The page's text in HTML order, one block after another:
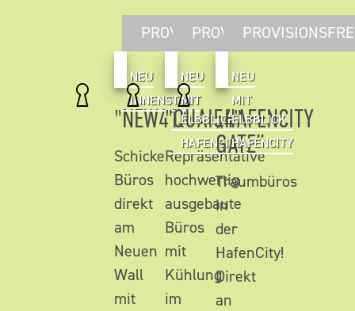
PROVISIONSFREI
NEU
INNENSTADT
"NEW41"
Schicke
Büros
direkt
am
Neuen
Wall
mit
PROVISIONSFREI
NEU
MIT
ELBBLICK
HAFENCITY
"QUAI54"
Repräsentative
hochwertig
ausgebaute
Büros
mit
Kühlung
im
NEU
MIT
ELBBLICK
HAFENCITY
„HAFENCITY
GATE”
Traumbüros
in
der
HafenCity!
Direkt
an